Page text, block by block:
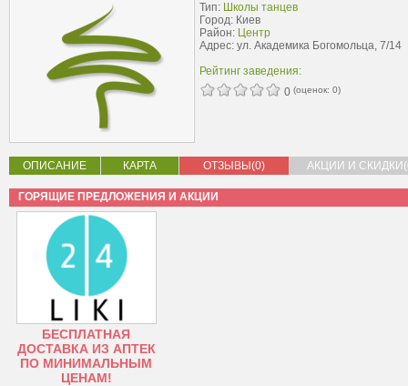
Тип: Школы танцев
Город: Киев
Район: Центр
Адрес: ул. Академика Богомольца, 7/14
Рейтинг заведения:
0 (оценок: 0)
ОПИСАНИЕ КАРТА ОТЗЫВЫ(0) АКЦИИ И
ГОРЯЩИЕ ПРЕДЛОЖЕНИЯ И АКЦИИ
БЕСПЛАТНАЯ
ДОСТАВКА ИЗ АПТЕК
ПО МИНИМАЛЬНЫМ
ЦЕНАМ!